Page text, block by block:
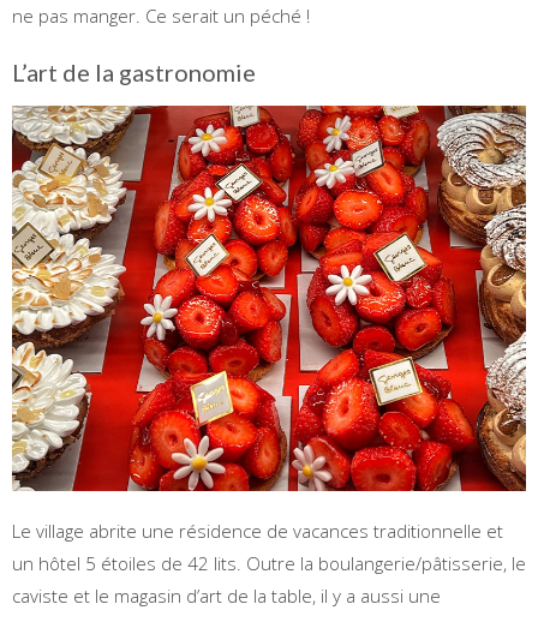
ne pas manger. Ce serait un péché !
L’art de la gastronomie
Le village abrite une résidence de vacances traditionnelle et
un hôtel 5 étoiles de 42 lits. Outre la boulangerie/pâtisserie, le
caviste et le magasin d’art de la table, il y a aussi une